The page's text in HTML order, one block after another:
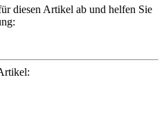
diesen Artikel ab und helfen Sie